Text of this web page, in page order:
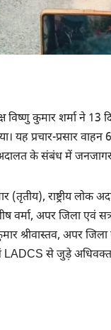
कुमार शर्मा ने 13
यह प्रचार-प्रसार
अदालत के संबंध में
(तृतीय), राष्ट्रीय
वर्मा, अपर जिला एवं
श्रीवास्तव, अपर जिला
LADCS से जुड़े